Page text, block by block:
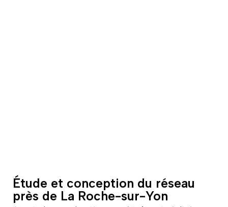
Étude et conception du réseau
près de La Roche-sur-Yon